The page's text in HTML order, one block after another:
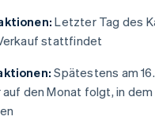
Letzter Tag des
stattfindet
Spätestens am
auf den Monat folgt, in